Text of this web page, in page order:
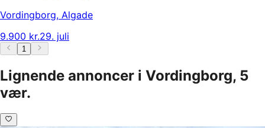
Vordingborg, Algade
9.900 kr.29. juli
1
Lignende annoncer i Vordingborg, 5
vær.